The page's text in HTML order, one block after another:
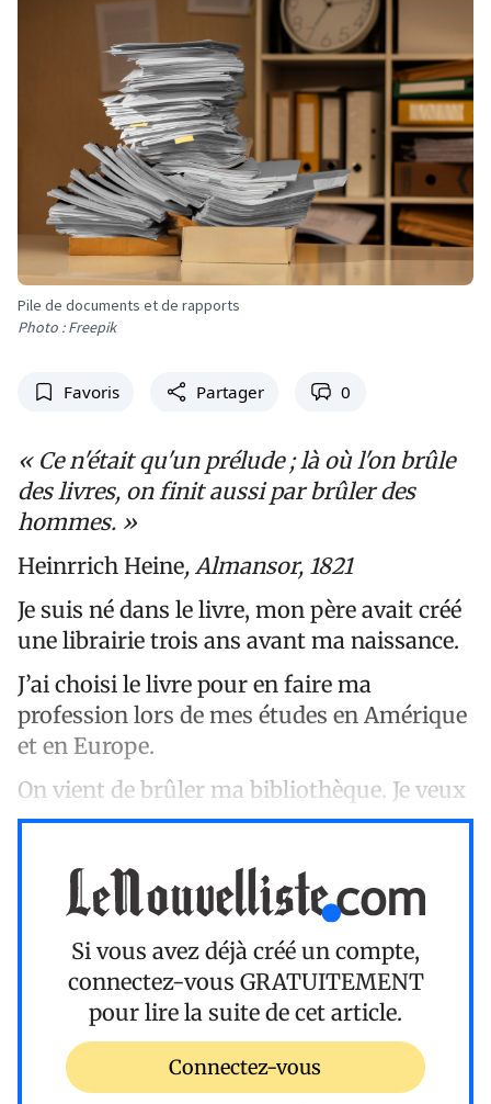
Pile de documents et de rapports
Photo : Freepik
Favoris Partager 0
« Ce n'était qu'un prélude ; là où l'on brûle
des livres, on finit aussi par brûler des
hommes. »
Heinrrich Heine, Almansor, 1821
Je suis né dans le livre, mon père avait créé
une librairie trois ans avant ma naissance.
J’ai choisi le livre pour en faire ma
profession lors de mes études en Amérique
et en Europe.
On vient de brûler ma bibliothèque. Je veux
Si vous avez déjà créé un compte,
connectez-vous GRATUITEMENT
pour lire la suite de cet article.
Connectez-vous